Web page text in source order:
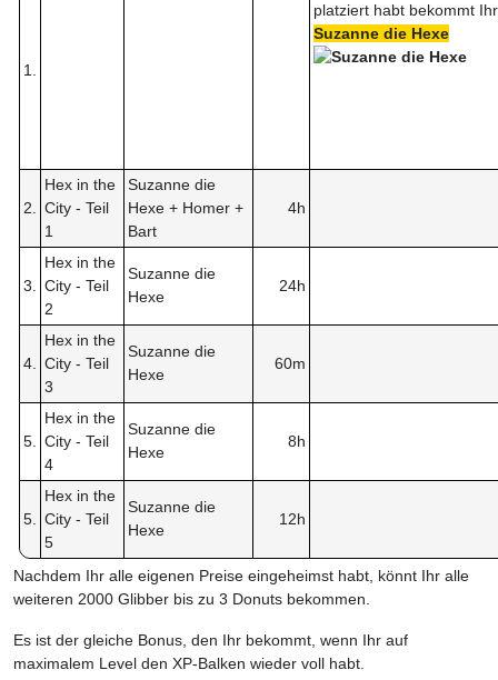
1.
platziert habt bekommt Ihr
Suzanne die Hexe
2.
Hex in the
City - Teil
1
Suzanne die
Hexe + Homer +
Bart
4h
3.
Hex in the
City - Teil
2
Suzanne die
Hexe
24h
4.
Hex in the
City - Teil
3
Suzanne die
Hexe
60m
5.
Hex in the
City - Teil
4
Suzanne die
Hexe
8h
5.
Hex in the
City - Teil
5
Suzanne die
Hexe
12h
Nachdem Ihr alle eigenen Preise eingeheimst habt, könnt Ihr alle
weiteren 2000 Glibber bis zu 3 Donuts bekommen.
Es ist der gleiche Bonus, den Ihr bekommt, wenn Ihr auf
maximalem Level den XP-Balken wieder voll habt.